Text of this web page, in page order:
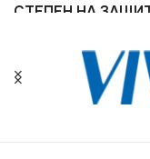
СТЕПЕН НА
Бяло